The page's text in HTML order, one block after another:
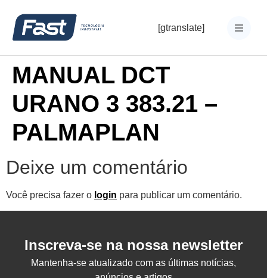
[gtranslate]
MANUAL DCT
URANO 3 383.21 –
PALMAPLAN
Deixe um comentário
Você precisa fazer o login para publicar um comentário.
Inscreva-se na nossa newsletter
Mantenha-se atualizado com as últimas notícias,